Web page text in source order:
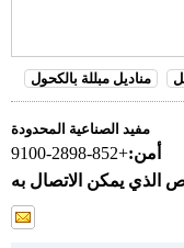
مناديل مبللة بالكحول
مفيد الصناعية المحدودة
أمن:+852-2898-9100